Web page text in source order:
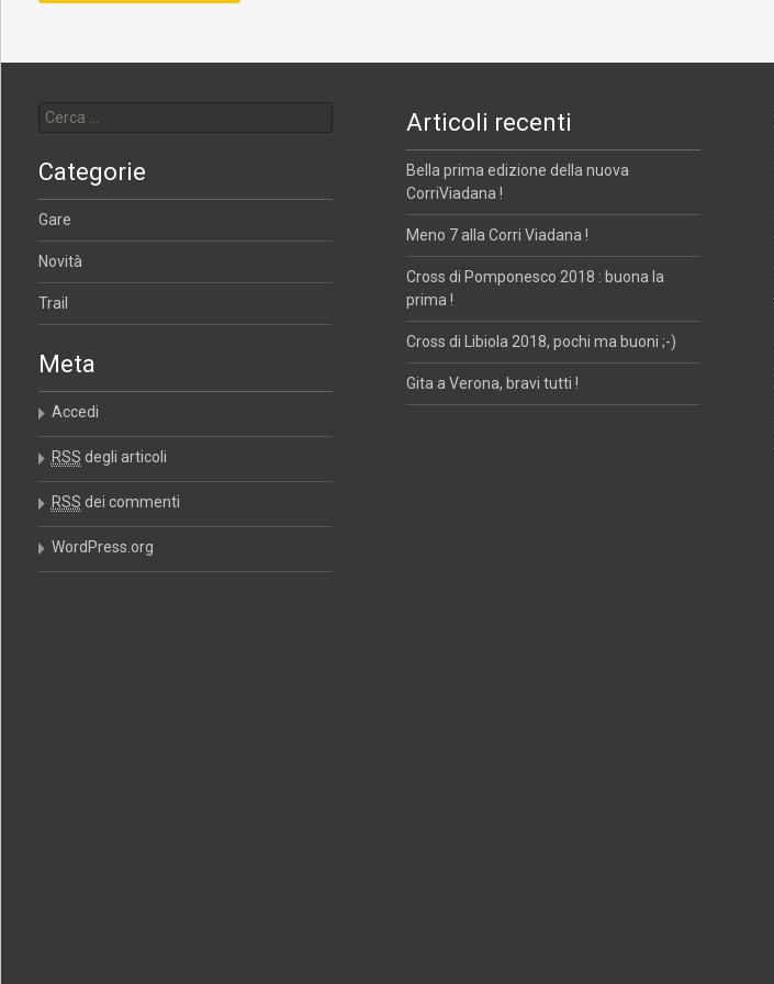
Articoli recenti
Bella prima edizione della nuova
CorriViadana !
Meno 7 alla Corri Viadana !
Cross di Pomponesco 2018 : buona la
prima !
Cross di Libiola 2018, pochi ma buoni ;-)
Gita a Verona, bravi tutti !
Categorie
Gare
Novità
Trail
Meta
Accedi
RSS degli articoli
RSS dei commenti
WordPress.org